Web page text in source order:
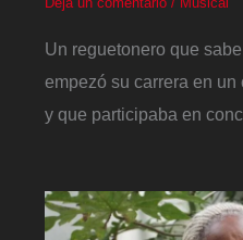
Un reguetonero que
empezó su carrera en
y que participaba en